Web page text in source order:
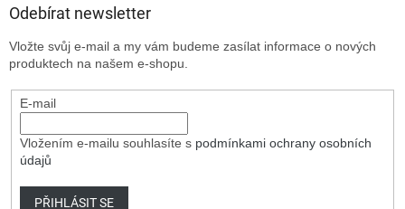
Odebírat newsletter
Vložte svůj e-mail a my vám budeme zasílat informace o nových
produktech na našem e-shopu.
E-mail
Vložením e-mailu souhlasíte s podmínkami ochrany osobních
údajů
PŘIHLÁSIT SE